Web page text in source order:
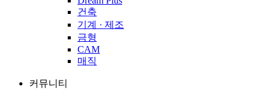
건축
기계 · 제조
금형
CAM
매직
커뮤니티